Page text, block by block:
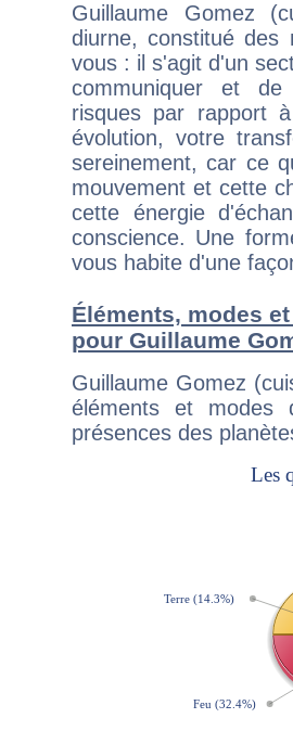
Guillaume Gomez
diurne, constitué
vous : il s'agit d'un
communiquer et
risques par rapport
évolution, votre
sereinement, car ce
mouvement et cette
cette énergie
conscience. Une
vous habite d'une
Éléments, modes
pour Guillaume
Guillaume Gomez
éléments et modes
présences des